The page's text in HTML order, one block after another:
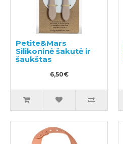
Petite&Mars
Silikoninė šakutė ir
šaukštas
6,50€